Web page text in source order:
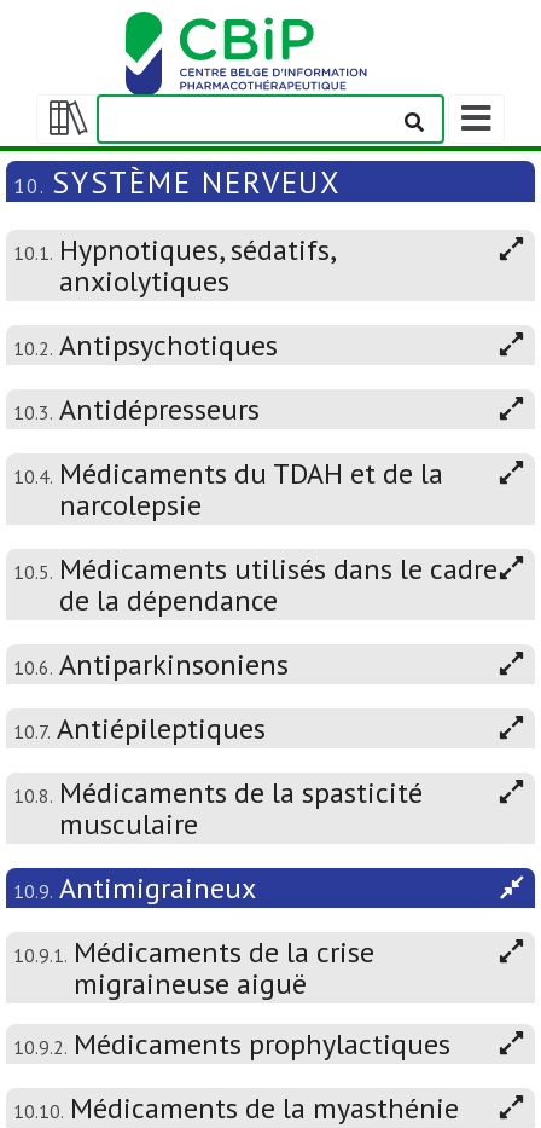
Afficher/masquer
la
table
matières
Afficher/
la
barre
navigation
10. SYSTÈME NERVEUX
10.1. Hypnotiques, sédatifs,
anxiolytiques
10.2. Antipsychotiques
10.3. Antidépresseurs
10.4. Médicaments du TDAH et de la
narcolepsie
10.5. Médicaments utilisés dans le cadre
de la dépendance
10.6. Antiparkinsoniens
10.7. Antiépileptiques
10.8. Médicaments de la spasticité
musculaire
10.9. Antimigraineux
10.9.1. Médicaments de la crise
migraineuse aiguë
10.9.2. Médicaments prophylactiques
10.10. Médicaments de la myasthénie